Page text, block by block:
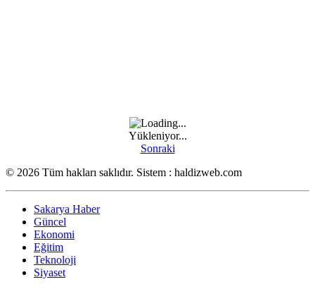
Yükleniyor...
Sonraki
© 2026 Tüm hakları saklıdır. Sistem : haldizweb.com
Sakarya Haber
Güncel
Ekonomi
Eğitim
Teknoloji
Siyaset